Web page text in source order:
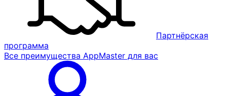
Партнёрская
программа
Все преимущества AppMaster для вас